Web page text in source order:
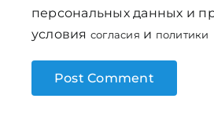
персональных данных и
условия согласия и политики